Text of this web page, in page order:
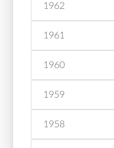
1962
1961
1960
1959
1958